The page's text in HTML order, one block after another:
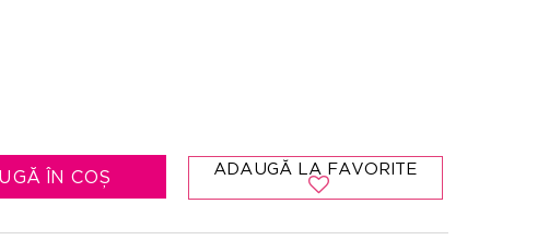
ÎN COȘ ADAUGĂ LA FAVORITE